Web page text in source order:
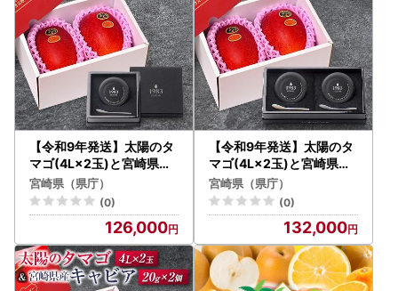
【令和9年発送】太陽のタ
マゴ(4L×2玉)と宮崎県産
キャビア20g
宮崎県（県庁）
(0)
126,000
【令和9年発送】太陽のタ
マゴ(4L×2玉)と宮崎県産
キャビア12g×2個セット
宮崎県（県庁）
(0)
132,000